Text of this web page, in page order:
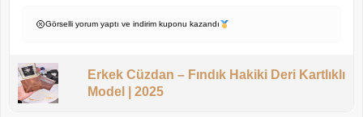
Görselli yorum yaptı ve indirim kuponu kazandı
Erkek Cüzdan – Fındık Hakiki Deri Kartlıklı
Model | 2025